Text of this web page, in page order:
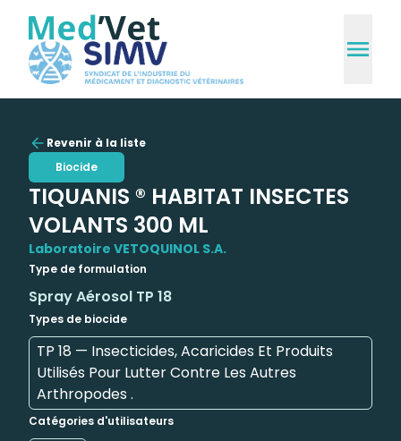
Revenir à la liste
Biocide
TIQUANIS ® HABITAT INSECTES
VOLANTS 300 ML
Laboratoire VETOQUINOL S.A.
Type de formulation
Spray Aérosol TP 18
Types de biocide
TP 18 — Insecticides, Acaricides Et Produits
Utilisés Pour Lutter Contre Les Autres
Arthropodes .
Catégories d'utilisateurs